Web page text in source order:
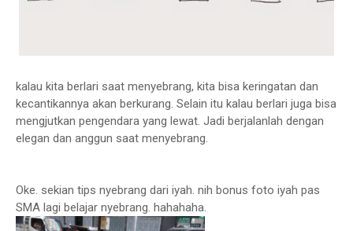
kalau kita berlari saat menyebrang, kita bisa keringatan dan
kecantikannya akan berkurang. Selain itu kalau berlari juga bisa
mengjutkan pengendara yang lewat. Jadi berjalanlah dengan
elegan dan anggun saat menyebrang.
Oke. sekian tips nyebrang dari iyah. nih bonus foto iyah pas
SMA lagi belajar nyebrang. hahahaha.